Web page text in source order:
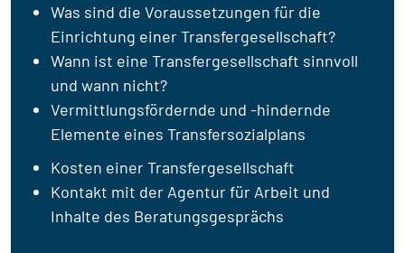
Was sind die Voraussetzungen für die
Einrichtung einer Transfergesellschaft?
Wann ist eine Transfergesellschaft sinnvoll
und wann nicht?
Vermittlungsfördernde und -hindernde
Elemente eines Transfersozialplans
Kosten einer Transfergesellschaft
Kontakt mit der Agentur für Arbeit und
Inhalte des Beratungsgesprächs